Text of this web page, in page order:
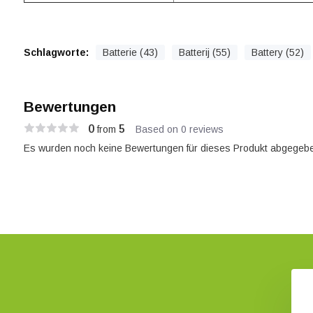
Schlagworte: Batterie (43) Batterij (55) Battery (52)
Bewertungen
0from 5
Based on 0 reviews
Es wurden noch keine Bewertungen für dieses Produkt